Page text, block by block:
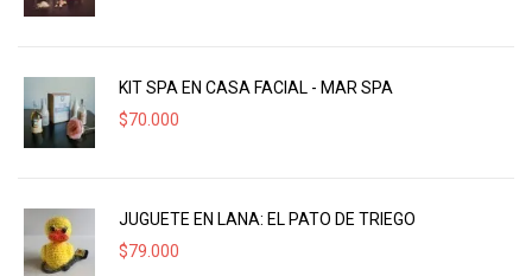
KIT SPA EN CASA FACIAL - MAR SPA
$70.000
JUGUETE EN LANA: EL PATO DE TRIEGO
$79.000